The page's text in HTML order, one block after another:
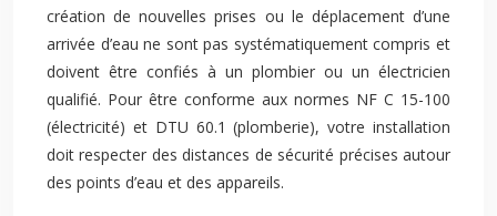
création de nouvelles prises ou le déplacement d’une
arrivée d’eau ne sont pas systématiquement compris et
doivent être confiés à un plombier ou un électricien
qualifié. Pour être conforme aux normes NF C 15-100
(électricité) et DTU 60.1 (plomberie), votre installation
doit respecter des distances de sécurité précises autour
des points d’eau et des appareils.